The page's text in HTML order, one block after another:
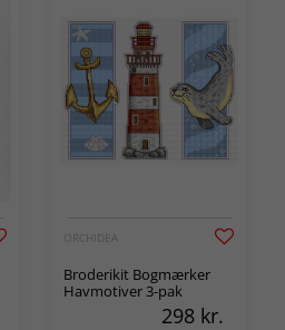
ORCHIDEA
Broderikit Bogmærker
Havmotiver 3-pak
298 kr.